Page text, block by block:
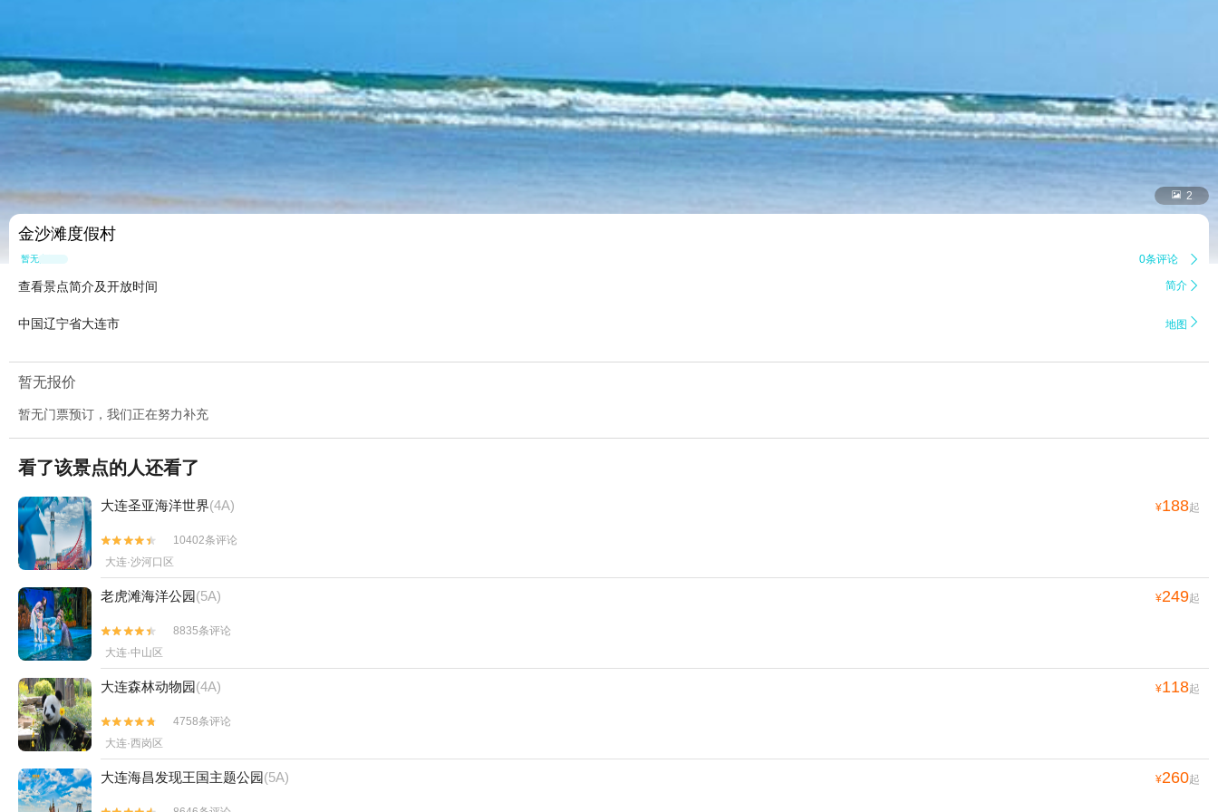
 2
金沙滩度假村
暂无点评 0条评论 
查看景点简介及开放时间 简介 
中国辽宁省大连市 地图 
暂无报价
暂无门票预订，我们正在努力补充
看了该景点的人还看了
大连圣亚海洋世界(4A) ¥188起


10402条评论
大连·沙河口区
老虎滩海洋公园(5A) ¥249起


8835条评论
大连·中山区
大连森林动物园(4A) ¥118起


4758条评论
大连·西岗区
大连海昌发现王国主题公园(5A) ¥260起